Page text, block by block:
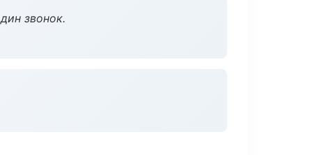
звонок.